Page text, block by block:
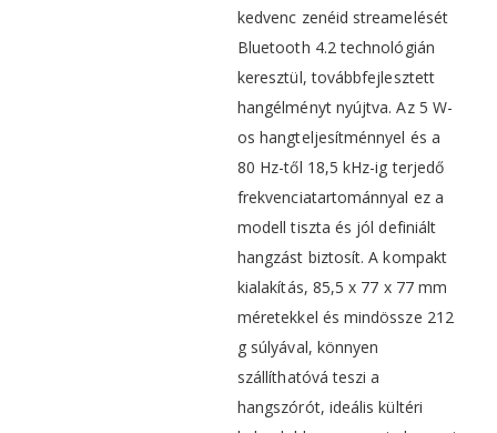
kedvenc zenéid streamelését
Bluetooth 4.2 technológián
keresztül, továbbfejlesztett
hangélményt nyújtva. Az 5 W-
os hangteljesítménnyel és a
80 Hz-től 18,5 kHz-ig terjedő
frekvenciatartománnyal ez a
modell tiszta és jól definiált
hangzást biztosít. A kompakt
kialakítás, 85,5 x 77 x 77 mm
méretekkel és mindössze 212
g súlyával, könnyen
szállíthatóvá teszi a
hangszórót, ideális kültéri